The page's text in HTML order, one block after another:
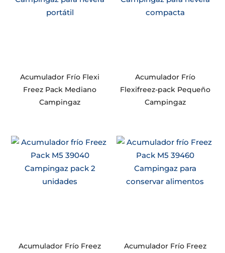
Acumulador Frío Flexi
Freez Pack Mediano
Campingaz
Acumulador Frío
Flexifreez-pack Pequeño
Campingaz
Acumulador Frío Freez
Acumulador Frío Freez